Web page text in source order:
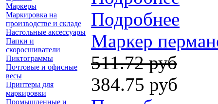
Маркеры
Маркировка на
производстве и складе
Настольные аксессуары
Папки и
скоросшиватели
Пиктограммы
Почтовые и офисные
весы
Принтеры для
маркировки
Промышленные и
Подробнее
Маркер
511.72 руб
384.75 руб